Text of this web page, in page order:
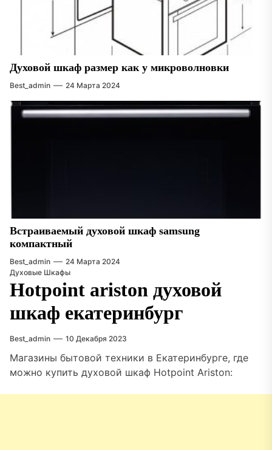
Духовой шкаф размер как у микроволновки
Best_admin 24 Марта 2024
Встраиваемый духовой шкаф samsung
компактный
Best_admin
24 Марта 2024
Духовые Шкафы
Hotpoint ariston духовой
шкаф екатеринбург
Best_admin 10 Декабря 2023
Магазины бытовой техники в Екатеринбурге, где
можно купить духовой шкаф Hotpoint Ariston: